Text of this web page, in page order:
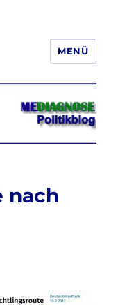
seine
und Bild
verbreiten
MENÜ
nach